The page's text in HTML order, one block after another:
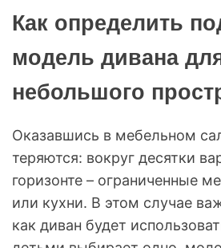
Как определить
модель дивана
небольшого
Оказавшись в мебельном
теряются: вокруг десятки
горизонте – ограниченные
или кухни. В этом случае
как диван будет